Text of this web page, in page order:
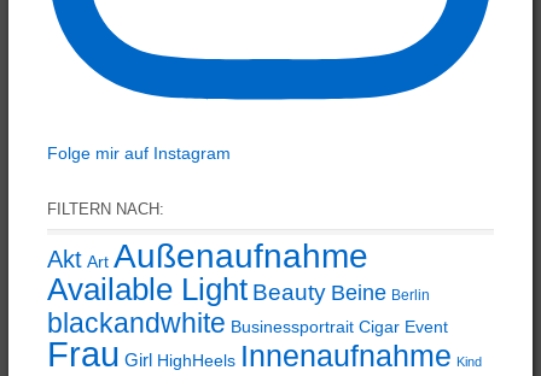
Folge mir auf Instagram
FILTERN NACH:
Akt Art Außenaufnahme
Available Light Beauty Beine Berlin
blackandwhite Businessportrait Cigar Event
Frau Girl HighHeels Innenaufnahme Kind